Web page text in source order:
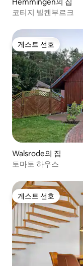
Hemmingen의 집
코티지 빌켄부르크
게스트 선호
게스트 선호
Walsrode의 집
토마토 하우스
게스트 선호
게스트 선호